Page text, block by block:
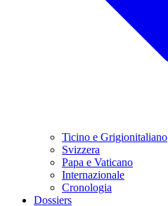
Ticino e Grigionitaliano
Svizzera
Papa e Vaticano
Internazionale
Cronologia
Dossiers